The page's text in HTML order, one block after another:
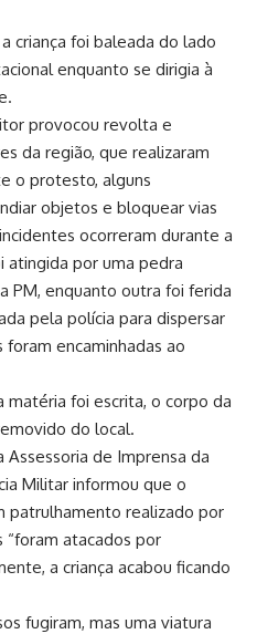
criança foi baleada do lado
enquanto se dirigia à
provocou revolta e
da região, que realizaram
o protesto, alguns
objetos e bloquear vias
ocorreram durante a
atingida por uma pedra
PM, enquanto outra foi ferida
pela polícia para dispersar
encaminhadas ao
foi escrita, o corpo da
do local.
Assessoria de Imprensa da
Militar informou que o
patrulhamento realizado por
“foram atacados por
a criança acabou ficando
fugiram, mas uma viatura